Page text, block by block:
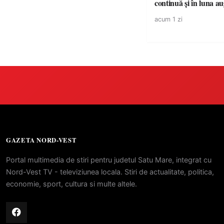
continuă și în luna
acum 1 zi
GAZETA NORD-VEST
Portal multimedia de stiri pentru judetul Satu Mare, integrat cu
Nord-Vest TV - televiziunea locala. Stiri de actualitate, politica,
economie, sport, cultura si multe altele.